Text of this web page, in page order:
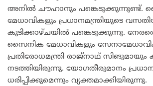
അനില്‍ ചൗഹാനും പങ്കെടുക്കുന്നുണ്ട്.
മേധാവികളും പ്രധാനമന്ത്രിയുടെ
കൂടിക്കാഴ്ചയില്‍ പങ്കെടുക്കുന്നു.
സൈനിക മേധാവികളും
പ്രതിരോധമന്ത്രി രാജ്‌നാഥ് സിങുമായും
നടത്തിയിരുന്നു. യോഗതീരുമാനം
ധരിപ്പിക്കുമെന്നും വ്യക്തമാക്കിയിരുന്നു.